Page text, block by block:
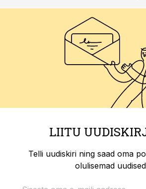
LIITU
Telli uudiskiri ning saad oma
olulisemad